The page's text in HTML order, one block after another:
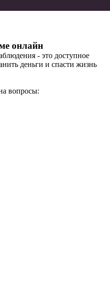
онлайн
- это доступное
деньги и спасти жизнь
вопросы: